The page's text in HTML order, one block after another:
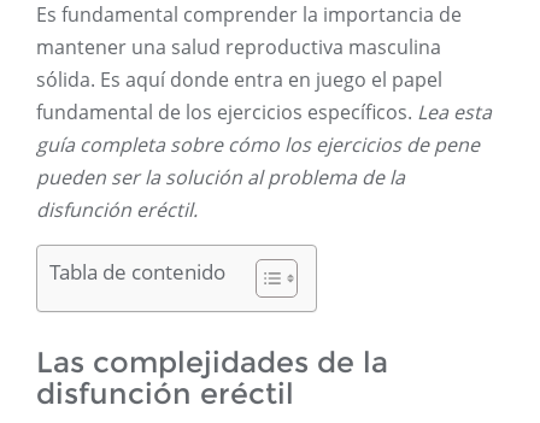
Es fundamental comprender la importancia de
mantener una salud reproductiva masculina
sólida. Es aquí donde entra en juego el papel
fundamental de los ejercicios específicos. Lea esta
guía completa sobre cómo los ejercicios de pene
pueden ser la solución al problema de la
disfunción eréctil.
Tabla de contenido
Las complejidades de la
disfunción eréctil